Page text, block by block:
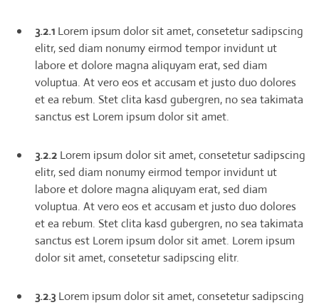
3.2.1 Lorem ipsum dolor sit amet, consetetur sadipscing
elitr, sed diam nonumy eirmod tempor invidunt ut
labore et dolore magna aliquyam erat, sed diam
voluptua. At vero eos et accusam et justo duo dolores
et ea rebum. Stet clita kasd gubergren, no sea takimata
sanctus est Lorem ipsum dolor sit amet.
3.2.2 Lorem ipsum dolor sit amet, consetetur sadipscing
elitr, sed diam nonumy eirmod tempor invidunt ut
labore et dolore magna aliquyam erat, sed diam
voluptua. At vero eos et accusam et justo duo dolores
et ea rebum. Stet clita kasd gubergren, no sea takimata
sanctus est Lorem ipsum dolor sit amet. Lorem ipsum
dolor sit amet, consetetur sadipscing elitr.
3.2.3 Lorem ipsum dolor sit amet, consetetur sadipscing